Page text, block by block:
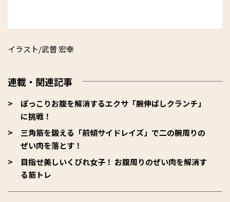
イラスト/武曽 宏幸
連載・関連記事
ぽっこりお腹を解消するエクサ「腕伸ばしクランチ」
に挑戦！
三角筋を鍛える「前傾サイドレイズ」で二の腕周りの
ぜい肉を落とす！
目指せ美しいくびれ女子！ お腹周りのぜい肉を解消す
る筋トレ